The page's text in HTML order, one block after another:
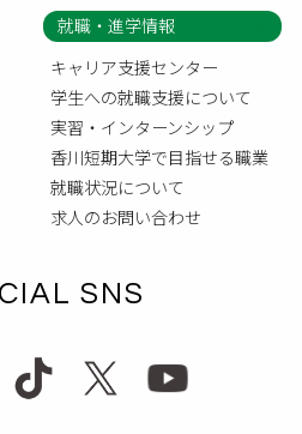
就職・進学情報
キャリア支援センター
学生への就職支援について
実習・インターンシップ
香川短期大学で目指せる職業
就職状況について
求人のお問い合わせ
SNS